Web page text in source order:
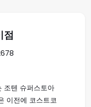
점
조텐 슈퍼스토아
이전에 코스트코